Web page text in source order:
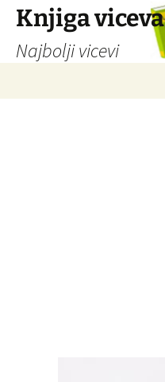
Knjiga viceva
Najbolji vicevi